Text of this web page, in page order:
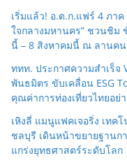
เริ่มแล้ว! อ.ต.ก.แฟร์ 4 ภา
ใจกลางมหานคร” ชวนชิม
นี้ – 8 สิงหาคมนี้ ณ ลานคน
ททท. ประกาศความสำเร็จ
พันธมิตร ขับเคลื่อน ESG
คุณค่าการท่องเที่ยวไทยอย่
เหิงลี่ แมนูแฟคเจอริ่ง เทค
ชลบุรี เดินหน้าขยายฐานก
แกร่งยุทธศาสตร์ระดับโลก